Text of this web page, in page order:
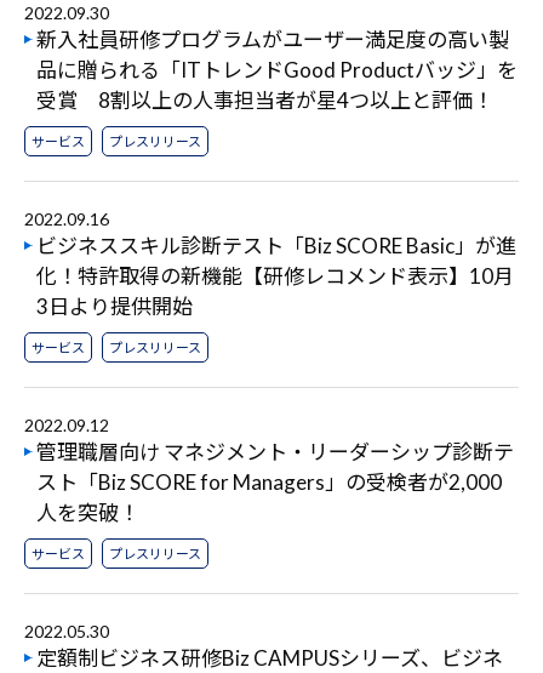
2022.09.30
新入社員研修プログラムがユーザー満足度の高い製
品に贈られる「ITトレンドGood Productバッジ」を
受賞 8割以上の人事担当者が星4つ以上と評価！
サービス プレスリリース
2022.09.16
ビジネススキル診断テスト「Biz SCORE Basic」が進
化！特許取得の新機能【研修レコメンド表示】10月
3日より提供開始
サービス プレスリリース
2022.09.12
管理職層向け マネジメント・リーダーシップ診断テ
スト「Biz SCORE for Managers」の受検者が2,000
人を突破！
サービス プレスリリース
2022.05.30
定額制ビジネス研修Biz CAMPUSシリーズ、ビジネ